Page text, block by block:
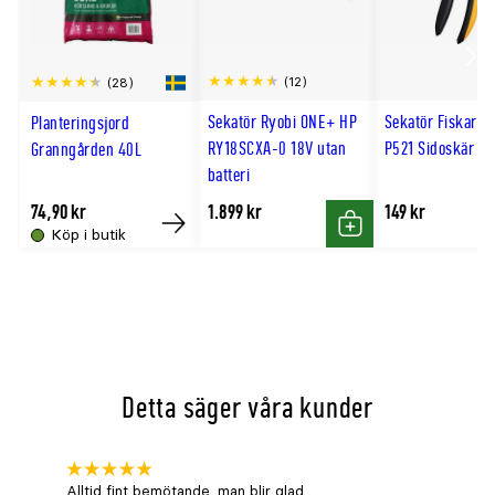
Planteringsjord
Granngården 40L
(28)
Köp i butik
74,90 kr
Köp
Sekatör Ryobi ONE+ HP
RY18SCXA-0 18V utan
batteri
(12)
1.899 kr
Köp
Sekatör Fiskars
P521 Sidoskär
149 kr
Detta säger våra kunder
Alltid fint bemötande ,man blir glad .